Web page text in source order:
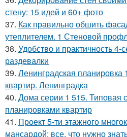
стену: 15 идей и 60+ фото
37. Как правильно обшить
утеплителем. 1 Стеновой
38. Удобство и практичность
раздевалки
39. Ленинградская планировка
квартир. Ленинградка
40. Дома серии 1 515. Типовая
планировками квартир
41. Проект 5-ти этажного
мансардой: все, что нужно